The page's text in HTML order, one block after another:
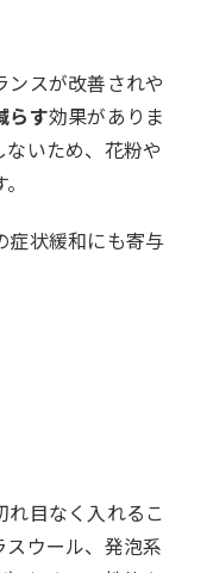
スが改善されや
らす効果がありま
いため、花粉や
症状緩和にも寄与
目なく入れるこ
スウール、発泡系